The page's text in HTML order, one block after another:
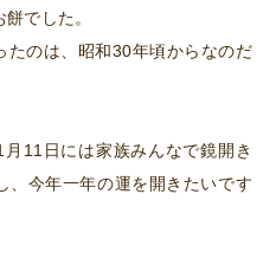
でした。
たのは、昭和30年頃からなのだ
11日には家族みんなで鏡開き
、今年一年の運を開きたいです